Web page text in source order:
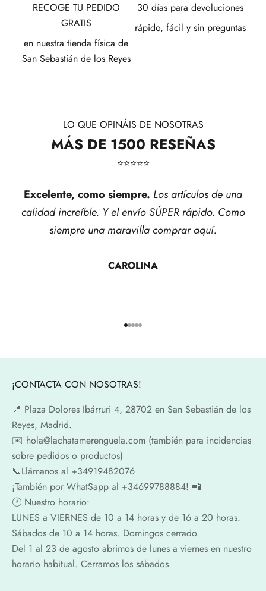
RECOGE TU PEDIDO
GRATIS
en nuestra tienda física de
San Sebastián de los Reyes
30 días para devoluciones
rápido, fácil y sin preguntas
LO QUE OPINÁIS DE NOSOTRAS
MÁS DE 1500 RESEÑAS
⭐​⭐​⭐​⭐​⭐​
Excelente, como siempre. Los artículos de una
calidad increíble. Y el envío SÚPER rápido. Como
siempre una maravilla comprar aquí.
CAROLINA
Ir al artículo 1
Ir al artículo 2
Ir al artículo 3
Ir al artículo 4
Ir al artículo 5
¡CONTACTA CON NOSOTRAS!
📍​ Plaza Dolores Ibárruri 4, 28702 en San Sebastián de los
Reyes, Madrid.
✉️​ hola@lachatamerenguela.com (también para incidencias
sobre pedidos o productos)
📞​​Llámanos al +34919482076
¡También por WhatSapp al +34699788884! 📲
🕐​ Nuestro horario:
LUNES a VIERNES de 10 a 14 horas y de 16 a 20 horas.
Sábados de 10 a 14 horas. Domingos cerrado.
Del 1 al 23 de agosto abrimos de lunes a viernes en nuestro
horario habitual. Cerramos los sábados.